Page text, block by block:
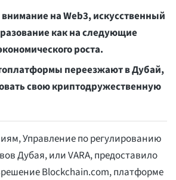
на Web3, искусственный
как на следующие
роста.
переезжают в Дубай,
свою криптодружественную
Управление по регулированию
Дубая, или VARA, предоставило
Blockchain.com, платформе